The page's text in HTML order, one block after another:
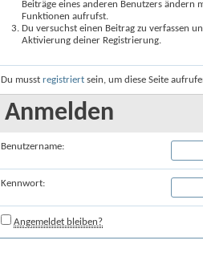
Beiträge eines anderen Benutzers
Funktionen aufrufst.
Du versuchst einen Beitrag zu verfassen
Aktivierung deiner Registrierung.
Du musst registriert sein, um diese Seite
Anmelden
Benutzername:
Kennwort:
Angemeldet bleiben?